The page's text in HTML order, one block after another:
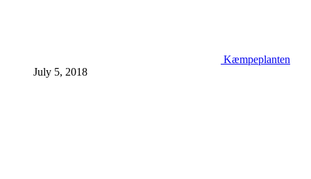
Kæmpeplanten
July 5, 2018